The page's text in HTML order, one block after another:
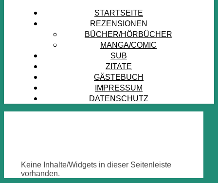
STARTSEITE
REZENSIONEN
BÜCHER/HÖRBÜCHER
MANGA/COMIC
SUB
ZITATE
GÄSTEBUCH
IMPRESSUM
DATENSCHUTZ
Keine Inhalte/Widgets in dieser Seitenleiste
vorhanden.